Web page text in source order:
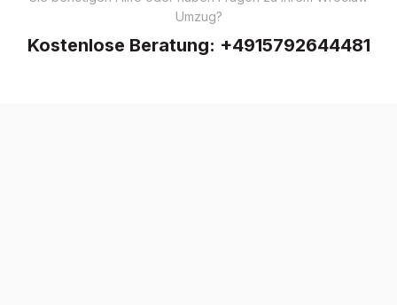
Umzug?
Kostenlose Beratung: +4915792644481